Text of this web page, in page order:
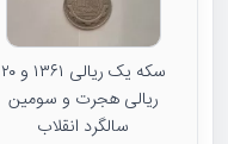
سکه یک ریالی ۱۳۶۱ و ۲۰
ریالی هجرت و سومین
سالگرد انقلاب